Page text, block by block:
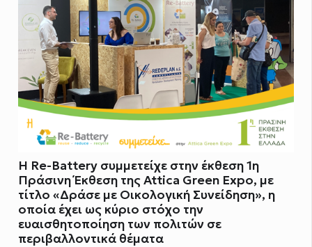
Η Re-Battery συμμετείχε στην έκθεση 1η
Πράσινη Έκθεση της Attica Green Expo, με
τίτλο «Δράσε με Οικολογική Συνείδηση», η
οποία έχει ως κύριο στόχο την
ευαισθητοποίηση των πολιτών σε
περιβαλλοντικά θέματα